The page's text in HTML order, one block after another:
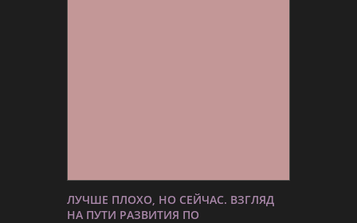
ЛУЧШЕ ПЛОХО, НО СЕЙЧАС. ВЗГЛЯД
НА ПУТИ РАЗВИТИЯ ПО